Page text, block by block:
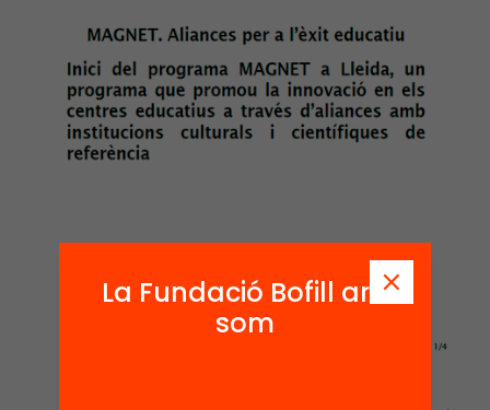
La Fundació Bofill ara
som